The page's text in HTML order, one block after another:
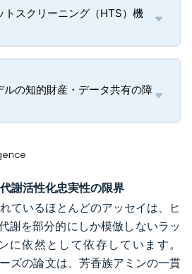
トスクリーニング（HTS）機
の知的財産・データ共有の障
謝活性化忠実性の限界
ているほとんどのアッセイは、ヒ
謝を部分的にしか模倣しないラッ
に依然として依存しています。
ズの論文は、芳香族アミンの一貫